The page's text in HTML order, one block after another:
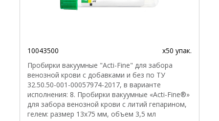
10043500
x50 упак.
Пробирки вакуумные "Acti-Fine" для забора
венозной крови с добавками и без по ТУ
32.50.50-001-00057974-2017, в варианте
исполнения: 8. Пробирки вакуумные «Acti-Fine®»
для забора венозной крови с литий гепарином,
гелем: размер 13х75 мм, объем 3,5 мл